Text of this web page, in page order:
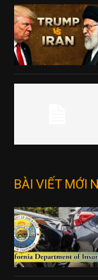
BÀI VIẾT MỚI